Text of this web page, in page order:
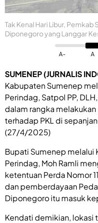
Tak Kenal Hari Libur, Pemkab
Diponegoro yang Langgar
A- A
SUMENEP (JURNALIS
Kabupaten Sumenep
Perindag, Satpol PP,
dalam rangka
terhadap PKL di
(27/4/2025)
Bupati Sumenep melalui
Perindag, Moh Ramli
ketentuan Perda Nomor
dan pemberdayaan
Diponegoro itu masuk
Kendati demikian, lokasi